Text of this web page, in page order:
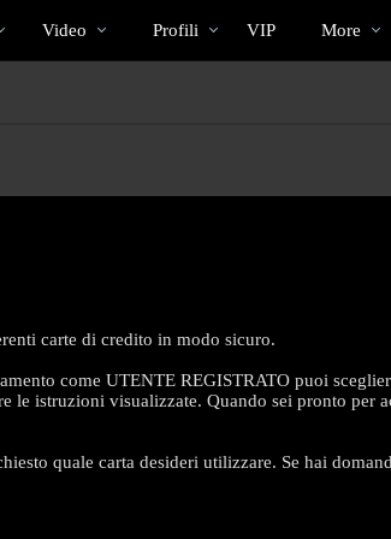
tendenza
Video Profili VIP More
carte di credito in modo sicuro.
come UTENTE REGISTRATO puoi
le istruzioni visualizzate. Quando sei pronto
quale carta desideri utilizzare. Se hai
TIME OFFER!